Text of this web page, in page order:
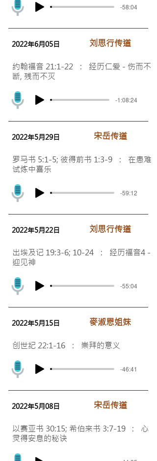
-58:04
2022年6月05日 ​刘思行传道
约翰福音 21:1-22 : 经历仁爱 - 伤而不
断, 残而不灭
-1:08:24
2022年5月29日 ​宋岳传道
罗马书 5:1-5; 彼得前书 1:3-9 : 在患难
试炼中喜乐
-59:12
2022年5月22日 ​刘思行传道
出埃及记 19:3-6; 10-24 : 经历福音4 -
迎见神
-55:04
2022年5月15日 麥淑恩姐妹
创世纪 22:1-16 : 崇拜的意义
-46:41
2022年5月08日 ​宋岳传道
以赛亚书 30:15; 希伯来书 3:7-19 : 心
灵得安息的秘诀